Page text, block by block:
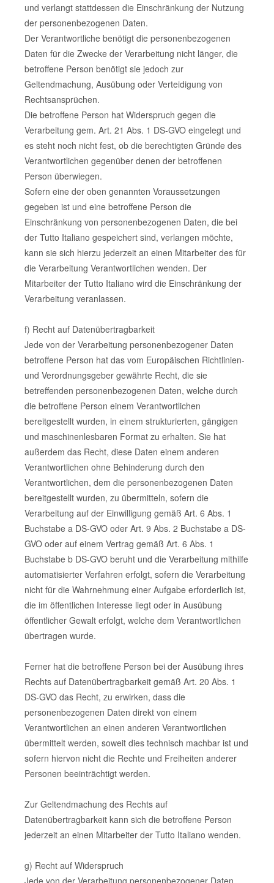
und verlangt stattdessen die Einschränkung der Nutzung
der personenbezogenen Daten.
Der Verantwortliche benötigt die personenbezogenen
Daten für die Zwecke der Verarbeitung nicht länger, die
betroffene Person benötigt sie jedoch zur
Geltendmachung, Ausübung oder Verteidigung von
Rechtsansprüchen.
Die betroffene Person hat Widerspruch gegen die
Verarbeitung gem. Art. 21 Abs. 1 DS-GVO eingelegt und
es steht noch nicht fest, ob die berechtigten Gründe des
Verantwortlichen gegenüber denen der betroffenen
Person überwiegen.
Sofern eine der oben genannten Voraussetzungen
gegeben ist und eine betroffene Person die
Einschränkung von personenbezogenen Daten, die bei
der Tutto Italiano gespeichert sind, verlangen möchte,
kann sie sich hierzu jederzeit an einen Mitarbeiter des für
die Verarbeitung Verantwortlichen wenden. Der
Mitarbeiter der Tutto Italiano wird die Einschränkung der
Verarbeitung veranlassen.
f) Recht auf Datenübertragbarkeit
Jede von der Verarbeitung personenbezogener Daten
betroffene Person hat das vom Europäischen Richtlinien-
und Verordnungsgeber gewährte Recht, die sie
betreffenden personenbezogenen Daten, welche durch
die betroffene Person einem Verantwortlichen
bereitgestellt wurden, in einem strukturierten, gängigen
und maschinenlesbaren Format zu erhalten. Sie hat
außerdem das Recht, diese Daten einem anderen
Verantwortlichen ohne Behinderung durch den
Verantwortlichen, dem die personenbezogenen Daten
bereitgestellt wurden, zu übermitteln, sofern die
Verarbeitung auf der Einwilligung gemäß Art. 6 Abs. 1
Buchstabe a DS-GVO oder Art. 9 Abs. 2 Buchstabe a DS-
GVO oder auf einem Vertrag gemäß Art. 6 Abs. 1
Buchstabe b DS-GVO beruht und die Verarbeitung mithilfe
automatisierter Verfahren erfolgt, sofern die Verarbeitung
nicht für die Wahrnehmung einer Aufgabe erforderlich ist,
die im öffentlichen Interesse liegt oder in Ausübung
öffentlicher Gewalt erfolgt, welche dem Verantwortlichen
übertragen wurde.
Ferner hat die betroffene Person bei der Ausübung ihres
Rechts auf Datenübertragbarkeit gemäß Art. 20 Abs. 1
DS-GVO das Recht, zu erwirken, dass die
personenbezogenen Daten direkt von einem
Verantwortlichen an einen anderen Verantwortlichen
übermittelt werden, soweit dies technisch machbar ist und
sofern hiervon nicht die Rechte und Freiheiten anderer
Personen beeinträchtigt werden.
Zur Geltendmachung des Rechts auf
Datenübertragbarkeit kann sich die betroffene Person
jederzeit an einen Mitarbeiter der Tutto Italiano wenden.
g) Recht auf Widerspruch
Jede von der Verarbeitung personenbezogener Daten